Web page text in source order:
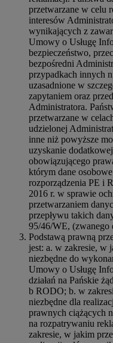
przetwarzane w celu
interesów
wynikających z
Umowy o Usługę
bezpieczeństwo,
bezpośredni
przypadkach innych
uzasadnione w
zapytaniem oraz
Administratora.
przetwarzane w
udzielonej
inne niż powyższe
uzyskanie
obowiązującego
którym dane
rozporządzenia PE i
2016 r. w sprawie
przetwarzaniem
przepływu takich
95/46/WE, (zwanego
Podstawą prawną
jest: a. w zakresie, w
niezbędne do
Umowy o Usługę
działań na Pańskie
b RODO; b. w
niezbędne dla
prawnych ciążących
na rozpatrywaniu
zakresie, w jakim